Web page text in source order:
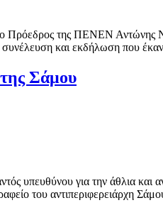
ο Πρόεδρος της ΠΕΝΕΝ
και εκδήλωση που
Σάμου
υπευθύνου για την άθλια
του αντιπεριφερειάρχη